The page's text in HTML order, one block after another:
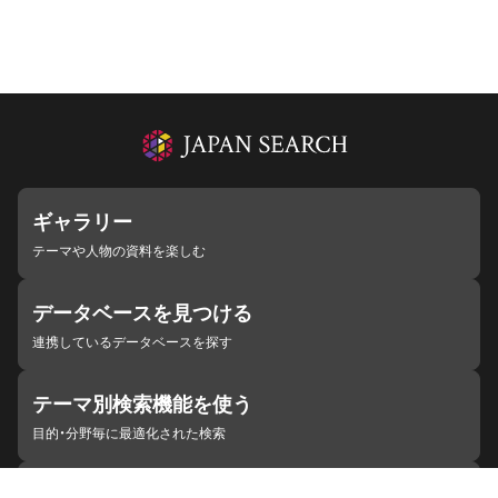
ギャラリー
テーマや人物の資料を楽しむ
データベースを見つける
連携しているデータベースを探す
テーマ別検索機能を使う
目的・分野毎に最適化された検索